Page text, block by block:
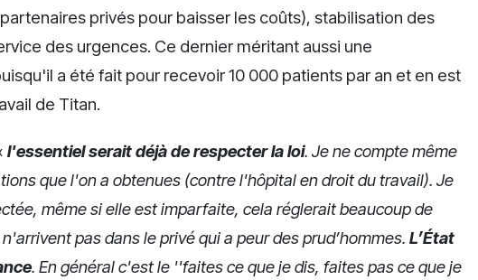
privés pour baisser les coûts), stabilisation des
des urgences. Ce dernier méritant aussi une
a été fait pour recevoir 10 000 patients par an et en est
de Titan.
l'essentiel serait déjà de respecter la loi. Je ne compte même
que l'on a obtenues (contre l'hôpital en droit du travail). Je
même si elle est imparfaite, cela réglerait beaucoup de
pas dans le privé qui a peur des prud’hommes. L’État
. En général c'est le ''faites ce que je dis, faites pas ce que je